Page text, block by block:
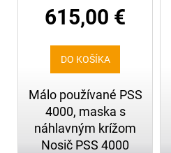
(260)
615,00 €
DO KOŠÍKA
Málo používané PSS
4000, maska s
náhlavným krížom
Nosič PSS 4000